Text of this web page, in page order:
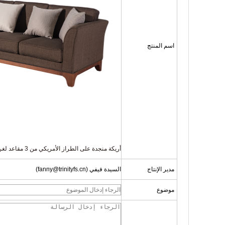
اسم المنتج
أريكة منجدة على الطراز الأمريكي من 3 مقاعد لغرفة المعيشة في صالة الفندق
مدير الإنتاج السيدة فيفي (fanny@trinityfs.cn)
موضوع